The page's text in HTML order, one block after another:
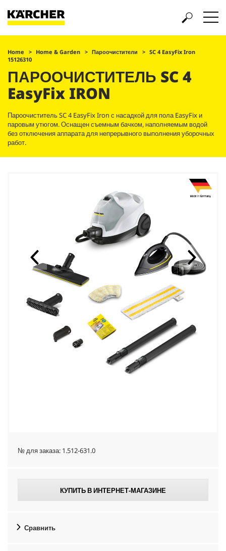
Home Home & Garden Пароочистители SC 4 EasyFix Iron
15126310
ПАРООЧИСТИТЕЛЬ SC 4
EasyFix IRON
Пароочиститель SC 4EasyFixIron с насадкой для полаEasyFix и
паровым утюгом. Оснащен съемным бачком, наполняемым водой
без отключения аппарата для непрерывного выполнения уборочных
работ.
№ для заказа: 1.512-631.0
КУПИТЬ В ИНТЕРНЕТ-МАГАЗИНЕ
Сравнить